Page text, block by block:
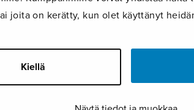
joita on kerätty, kun olet käyttänyt
Kiellä